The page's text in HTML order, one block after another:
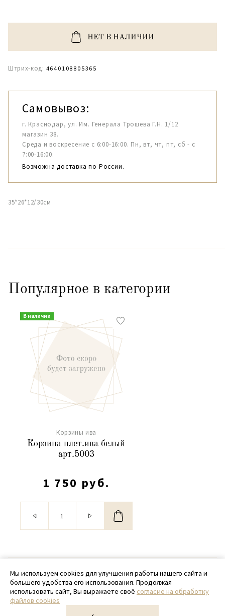
НЕТ В НАЛИЧИИ
Штрих-код: 4640108805365
Самовывоз:
г. Краснодар, ул. Им. Генерала Трошева Г.Н. 1/12
магазин 38.
Среда и воскресение с 6:00-16:00. Пн, вт, чт, пт, сб - с
7:00-16:00.
Возможна доставка по России.
35*26*12/30см
Популярное в категории
В наличии
Корзины ива
Корзина плет.ива белый
арт.5003
1 750 руб.
© 2020 - 2026 SamPack
+ 7 (918) 699-97-87
zakaz@sampack.store
Мы используем cookies для улучшения работы нашего сайта и
большего удобства его использования. Продолжая
использовать сайт, Вы выражаете своё согласие на обработку
файлов cookies